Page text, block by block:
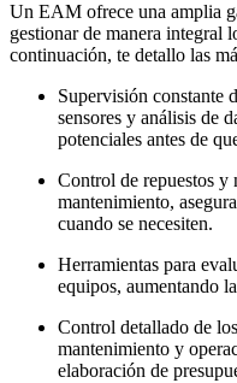
Un EAM ofrece una amplia
gestionar de manera integral
continuación, te detallo las
Supervisión constante
sensores y análisis de
potenciales antes de
Control de repuestos y
mantenimiento,
cuando se necesiten.
Herramientas para
equipos, aumentando
Control detallado de
mantenimiento y
elaboración de